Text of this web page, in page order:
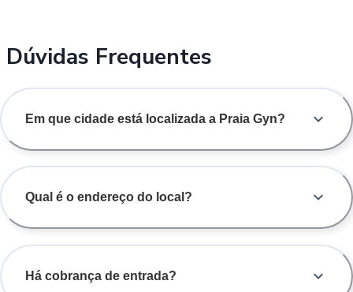
Dúvidas Frequentes
Em que cidade está localizada a Praia Gyn?
Qual é o endereço do local?
Há cobrança de entrada?